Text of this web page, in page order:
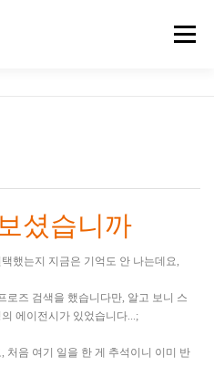
메뉴
셨습니까
했는지 지금은 기억도 안 나는데요,
로즈 검색을 했습니다만, 알고 보니 스
에이전시가 있었습니다...;
처음 여기 일을 한 게 추석이니 이미 반